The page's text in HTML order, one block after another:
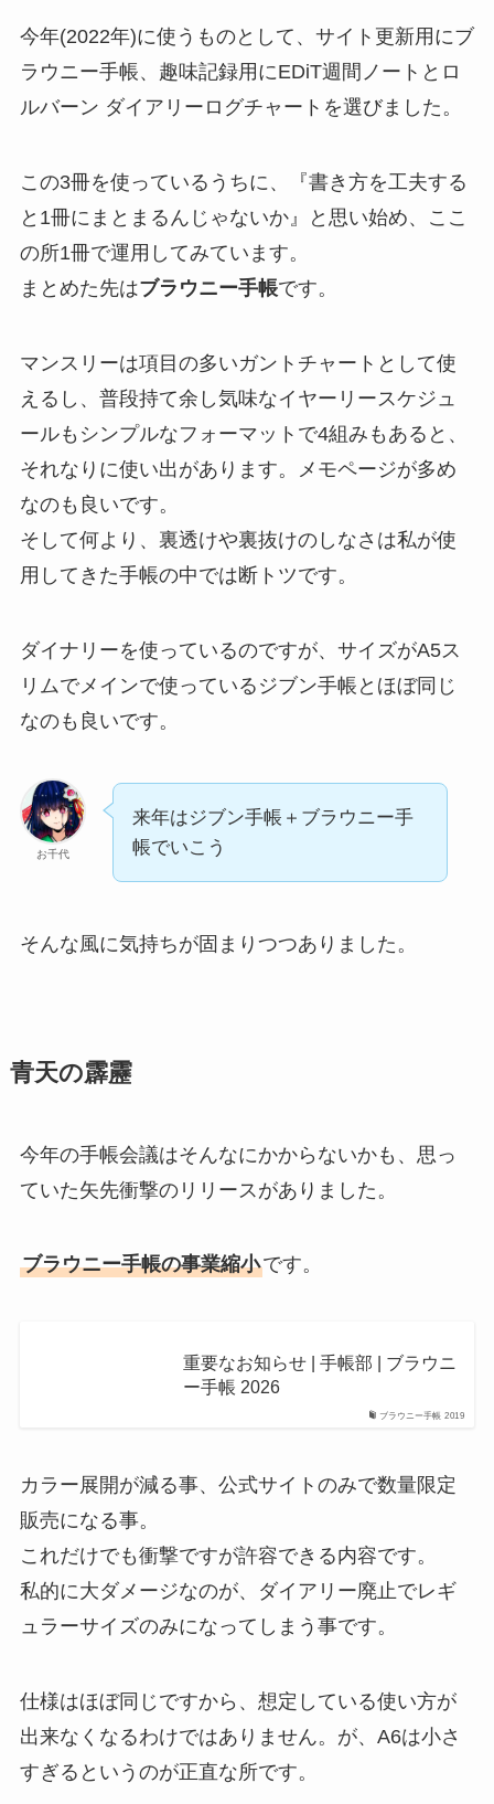
今年(2022年)に使うものとして、サイト更新用にブ
ラウニー手帳、趣味記録用にEDiT週間ノートとロ
ルバーン ダイアリーログチャートを選びました。
この3冊を使っているうちに、『書き方を工夫する
と1冊にまとまるんじゃないか』と思い始め、ここ
の所1冊で運用してみています。
まとめた先はブラウニー手帳です。
マンスリーは項目の多いガントチャートとして使
えるし、普段持て余し気味なイヤーリースケジュ
ールもシンプルなフォーマットで4組みもあると、
それなりに使い出があります。メモページが多め
なのも良いです。
そして何より、裏透けや裏抜けのしなさは私が使
用してきた手帳の中では断トツです。
ダイナリーを使っているのですが、サイズがA5ス
リムでメインで使っているジブン手帳とほぼ同じ
なのも良いです。
お千代
来年はジブン手帳＋ブラウニー手
帳でいこう
そんな風に気持ちが固まりつつありました。
青天の霹靂
今年の手帳会議はそんなにかからないかも、思っ
ていた矢先衝撃のリリースがありました。
ブラウニー手帳の事業縮小です。
ブラウニー手帳 2019
重要なお知らせ | 手帳部 | ブラウニ
ー手帳 2026
カラー展開が減る事、公式サイトのみで数量限定
販売になる事。
これだけでも衝撃ですが許容できる内容です。
私的に大ダメージなのが、ダイアリー廃止でレギ
ュラーサイズのみになってしまう事です。
仕様はほぼ同じですから、想定している使い方が
出来なくなるわけではありません。が、A6は小さ
すぎるというのが正直な所です。